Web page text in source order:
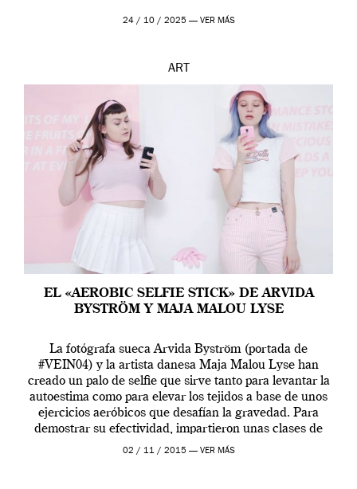
24 / 10 / 2025 — VER MÁS
ART
EL «AEROBIC SELFIE STICK» DE ARVIDA
BYSTRÖM Y MAJA MALOU LYSE
La fotógrafa sueca Arvida Byström (portada de
#VEIN04) y la artista danesa Maja Malou Lyse han
creado un palo de selfie que sirve tanto para levantar la
autoestima como para elevar los tejidos a base de unos
ejercicios aeróbicos que desafían la gravedad. Para
demostrar su efectividad, impartieron unas clases de
prueba en el Tate […]
02 / 11 / 2015 — VER MÁS